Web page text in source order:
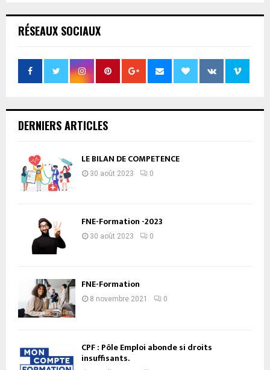
RÉSEAUX SOCIAUX
DERNIERS ARTICLES
LE BILAN DE COMPETENCE
30 août 2023 0
FNE-Formation -2023
30 août 2023 0
FNE-Formation
8 novembre 2021 0
CPF : Pôle Emploi abonde si droits
insuffisants.